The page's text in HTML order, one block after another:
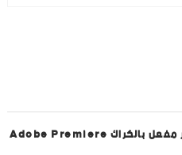
تحميل أدوبي بريمير مفعل بالكراك Adobe Premiere